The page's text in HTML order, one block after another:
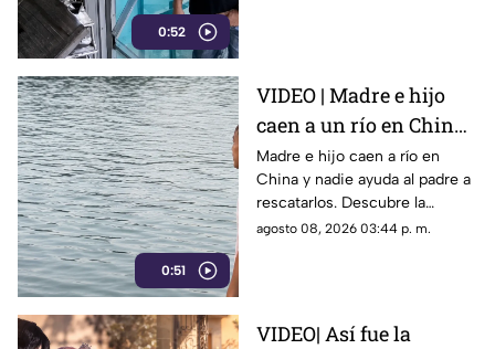
0:52
0:51
VIDEO | Madre e hijo
caen a un río en China
y nadie los ayuda por
esta indignante razón
Madre e hijo caen a río en
China y nadie ayuda al padre a
rescatarlos. Descubre la
polémica ley que castiga a los
agosto 08, 2026 03:44 p. m.
VIDEO| Así fue la